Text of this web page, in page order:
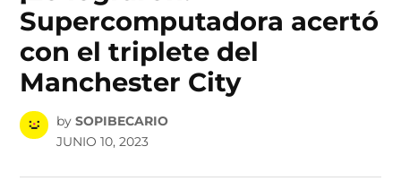
Supercomputadora acertó
con el triplete del
Manchester City
by SOPIBECARIO
JUNIO 10, 2023